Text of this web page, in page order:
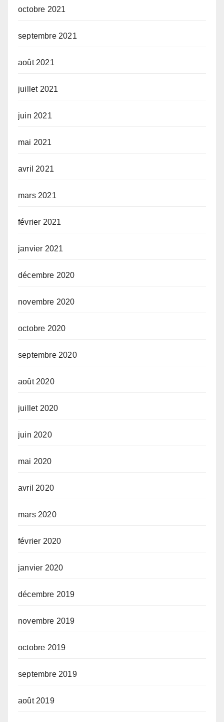
octobre 2021
septembre 2021
août 2021
juillet 2021
juin 2021
mai 2021
avril 2021
mars 2021
février 2021
janvier 2021
décembre 2020
novembre 2020
octobre 2020
septembre 2020
août 2020
juillet 2020
juin 2020
mai 2020
avril 2020
mars 2020
février 2020
janvier 2020
décembre 2019
novembre 2019
octobre 2019
septembre 2019
août 2019